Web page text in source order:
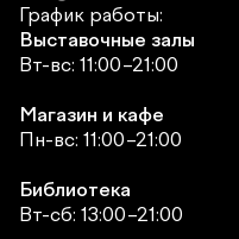
График работы:
Выставочные залы
Вт-вс: 11:00–21:00
Магазин и кафе
Пн-вс: 11:00–21:00
Библиотека
Вт-сб: 13:00–21:00